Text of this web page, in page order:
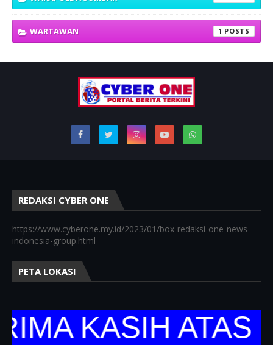
WARTAWAN 1
REDAKSI CYBER ONE
https://www.cyberone.my.id/2023/01/box-redaksi-one-news-
indonesia-group.html
PETA LOKASI
KASIH ATAS